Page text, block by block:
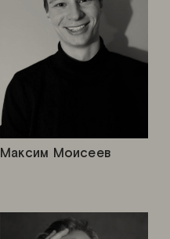
Максим Моисеев